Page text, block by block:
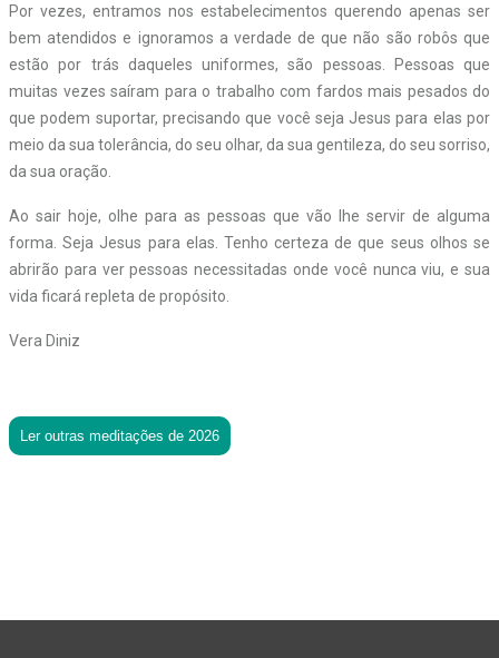
Por vezes, entramos nos estabelecimentos querendo apenas ser
bem atendidos e ignoramos a verdade de que não são robôs que
estão por trás daqueles uniformes, são pessoas. Pessoas que
muitas vezes saíram para o trabalho com fardos mais pesados do
que podem suportar, precisando que você seja Jesus para elas por
meio da sua tolerância, do seu olhar, da sua gentileza, do seu sorriso,
da sua oração.
Ao sair hoje, olhe para as pessoas que vão lhe servir de alguma
forma. Seja Jesus para elas. Tenho certeza de que seus olhos se
abrirão para ver pessoas necessitadas onde você nunca viu, e sua
vida ficará repleta de propósito.
Vera Diniz
Ler outras meditações de 2026